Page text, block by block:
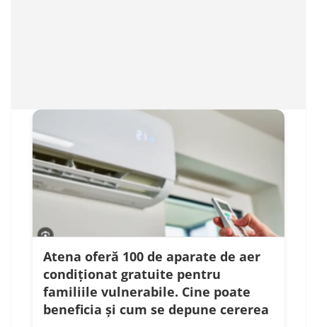
Atena oferă 100 de aparate de aer
condiționat gratuite pentru
familiile vulnerabile. Cine poate
beneficia și cum se depune cererea